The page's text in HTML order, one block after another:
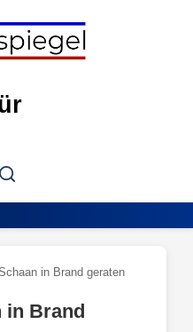
Search
in Brand geraten
in Brand